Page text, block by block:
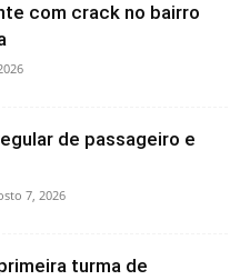
com crack no bairro
de passageiro e
7, 2026
turma de